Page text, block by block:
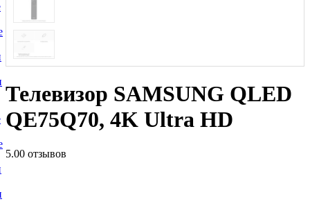
Телевизор SAMSUNG QLED
QE75Q70, 4K Ultra HD
5.00 отзывов